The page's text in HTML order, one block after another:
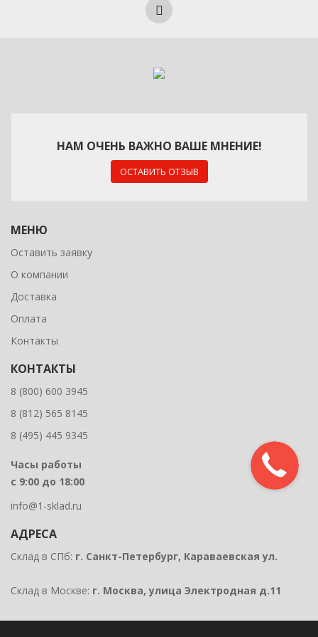
НАМ ОЧЕНЬ ВАЖНО ВАШЕ МНЕНИЕ!
ОСТАВИТЬ ОТЗЫВ
МЕНЮ
Оставить заявку
О компании
Доставка
Оплата
Контакты
КОНТАКТЫ
8 (800) 600 3945
8 (812) 565 8145
8 (495) 445 9345
Часы работы
с 9:00 до 18:00
info@1-sklad.ru
АДРЕСА
Склад в СПб: г. Санкт-Петербург, Караваевская ул.
Склад в Москве: г. Москва, улица Электродная д.11